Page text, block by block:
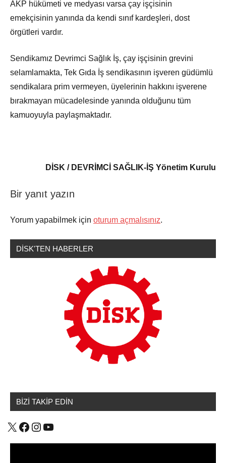
AKP hükümeti ve medyası varsa çay işçisinin
emekçisinin yanında da kendi sınıf kardeşleri, dost
örgütleri vardır.
Sendikamız Devrimci Sağlık İş, çay işçisinin grevini
selamlamakta, Tek Gıda İş sendikasının işveren güdümlü
sendikalara prim vermeyen, üyelerinin hakkını işverene
bırakmayan mücadelesinde yanında olduğunu tüm
kamuoyuyla paylaşmaktadır.
DİSK / DEVRİMCİ SAĞLIK-İŞ Yönetim Kurulu
Açıklamaları
Bir yanıt yazın
Yorum yapabilmek için oturum açmalısınız.
DİSK'TEN HABERLER
BİZİ TAKİP EDİN
X Facebook
Instagram
YouTube